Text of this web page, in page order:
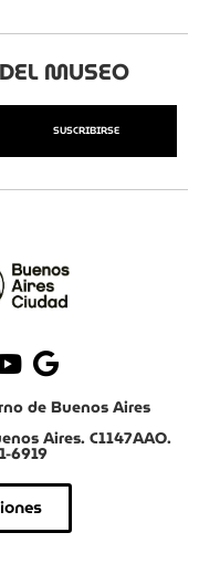
MUSEO
SUSCRIBIRSE
de Buenos Aires
Aires. C1147AAO.
6919